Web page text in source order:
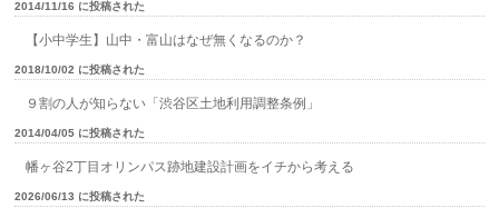
2014/11/16 に投稿された
【小中学生】山中・富山はなぜ無くなるのか？
2018/10/02 に投稿された
９割の人が知らない「渋谷区土地利用調整条例」
2014/04/05 に投稿された
幡ヶ谷2丁目オリンパス跡地建設計画をイチから考える
2026/06/13 に投稿された